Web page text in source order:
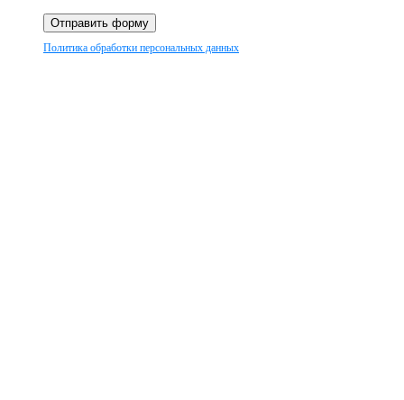
Отправить форму
Политика обработки персональных данных